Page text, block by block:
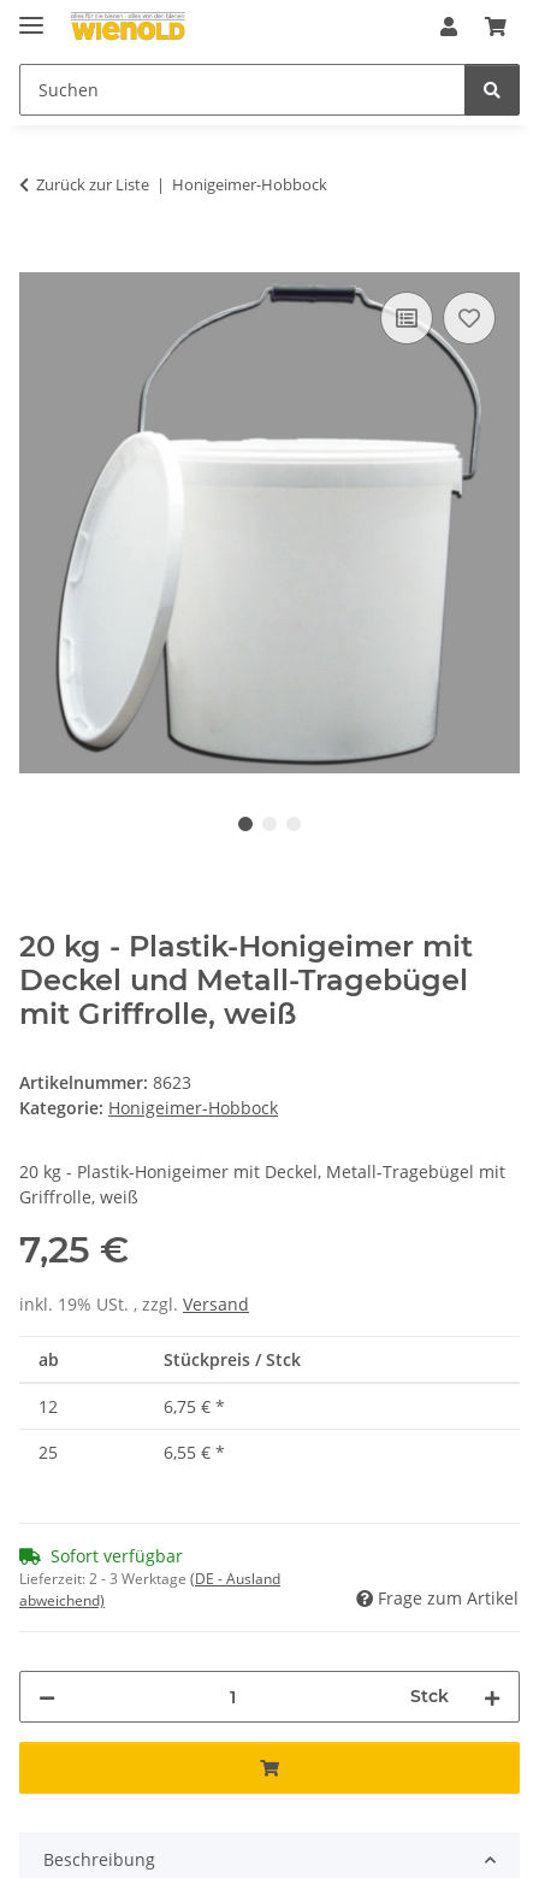
Zurück zur Liste Honigeimer-Hobbock
20 kg - Plastik-Honigeimer mit
Deckel und Metall-Tragebügel
mit Griffrolle, weiß
Artikelnummer: 8623
Kategorie: Honigeimer-Hobbock
20 kg - Plastik-Honigeimer mit Deckel, Metall-Tragebügel mit
Griffrolle, weiß
7,25 €
inkl. 19% USt. , zzgl. Versand
ab Stückpreis / Stck
12 6,75 € *
25
6,55 € *
Sofort verfügbar
Lieferzeit:2 - 3 Werktage (DE - Ausland
abweichend)
Frage zum Artikel
Stck
Beschreibung